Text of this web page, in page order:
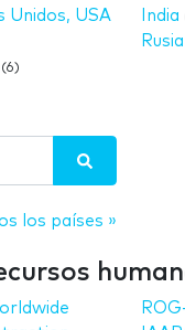
Unidos, USA
(6)
India
Rusia
los países »